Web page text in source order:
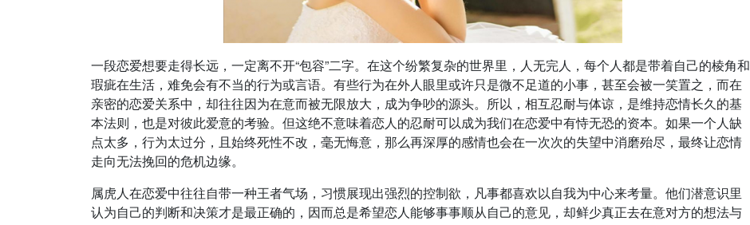
一段恋爱想要走得长远，一定离不开“包容”二字。在这个纷繁复杂的世界里，人无完人，每个人都是带着自己的棱角和
瑕疵在生活，难免会有不当的行为或言语。有些行为在外人眼里或许只是微不足道的小事，甚至会被一笑置之，而在
亲密的恋爱关系中，却往往因为在意而被无限放大，成为争吵的源头。所以，相互忍耐与体谅，是维持恋情长久的基
本法则，也是对彼此爱意的考验。但这绝不意味着恋人的忍耐可以成为我们在恋爱中有恃无恐的资本。如果一个人缺
点太多，行为太过分，且始终死性不改，毫无悔意，那么再深厚的感情也会在一次次的失望中消磨殆尽，最终让恋情
走向无法挽回的危机边缘。
属虎人在恋爱中往往自带一种王者气场，习惯展现出强烈的控制欲，凡事都喜欢以自我为中心来考量。他们潜意识里
认为自己的判断和决策才是最正确的，因而总是希望恋人能够事事顺从自己的意见，却鲜少真正去在意对方的想法与